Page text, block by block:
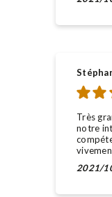
Très
notre
2021/